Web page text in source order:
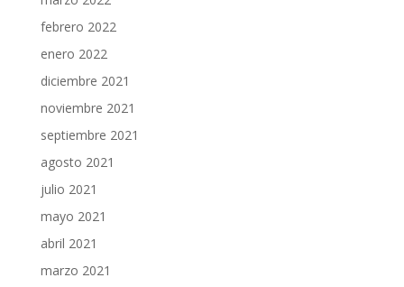
febrero 2022
enero 2022
diciembre 2021
noviembre 2021
septiembre 2021
agosto 2021
julio 2021
mayo 2021
abril 2021
marzo 2021